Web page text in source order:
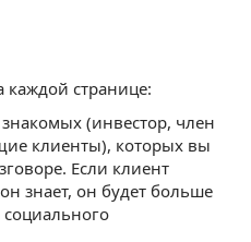
каждой странице:
(инвестор, член
клиенты), которых вы
Если клиент
знает, он будет больше